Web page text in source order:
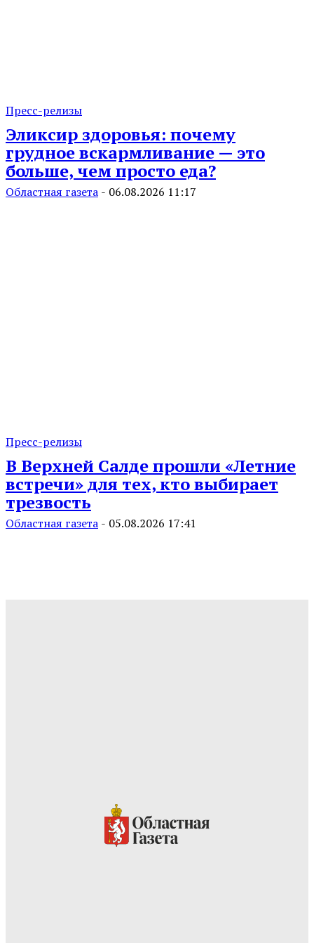
Пресс-релизы
Эликсир здоровья: почему
грудное вскармливание — это
больше, чем просто еда?
Областная газета - 06.08.2026 11:17
Пресс-релизы
В Верхней Салде прошли «Летние
встречи» для тех, кто выбирает
трезвость
Областная газета - 05.08.2026 17:41